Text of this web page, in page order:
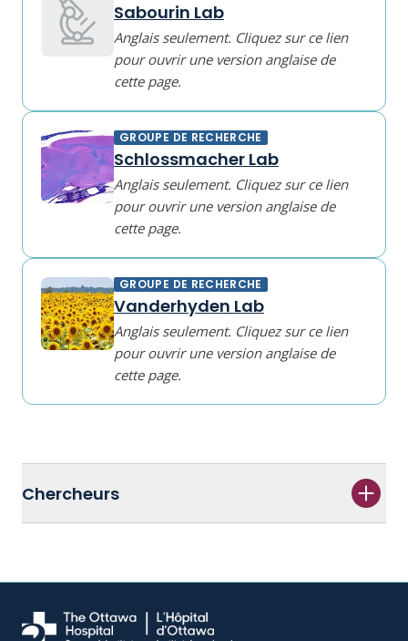
Sabourin Lab
Anglais seulement. Cliquez sur ce lien
pour ouvrir une version anglaise de
cette page.
GROUPE DE RECHERCHE
Schlossmacher Lab
Anglais seulement. Cliquez sur ce lien
pour ouvrir une version anglaise de
cette page.
GROUPE DE RECHERCHE
Vanderhyden Lab
Anglais seulement. Cliquez sur ce lien
pour ouvrir une version anglaise de
cette page.
Chercheurs